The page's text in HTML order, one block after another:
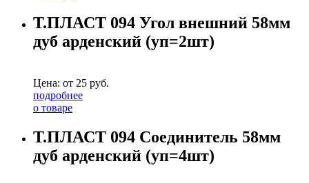
Т.ПЛАСТ 094 Угол внешний 58мм
дуб арденский (уп=2шт)
Цена: от 25 руб.
подробнее
о товаре
Т.ПЛАСТ 094 Соединитель 58мм
дуб арденский (уп=4шт)